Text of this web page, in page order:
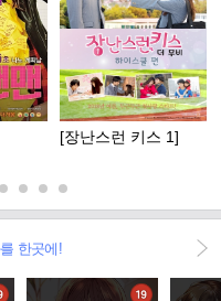
[장난스런 키스 1]
한곳에!